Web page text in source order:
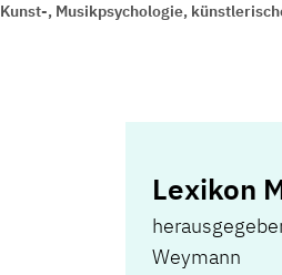
Kunst-, Musikpsychologie,
Lexikon
Weymann